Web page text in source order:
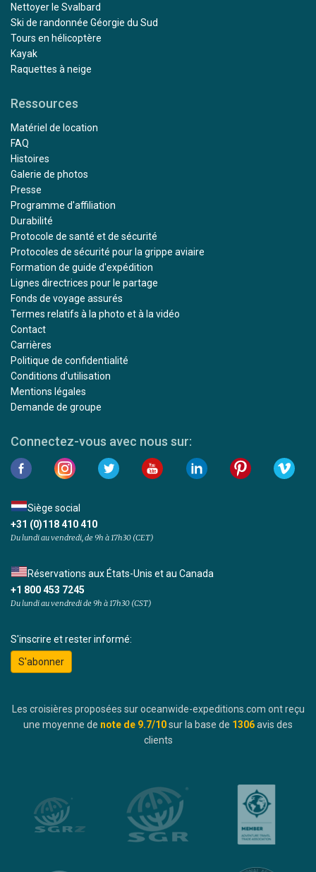
Nettoyer le Svalbard
Ski de randonnée Géorgie du Sud
Tours en hélicoptère
Kayak
Raquettes à neige
Ressources
Matériel de location
FAQ
Histoires
Galerie de photos
Presse
Programme d'affiliation
Durabilité
Protocole de santé et de sécurité
Protocoles de sécurité pour la grippe aviaire
Formation de guide d'expédition
Lignes directrices pour le partage
Fonds de voyage assurés
Termes relatifs à la photo et à la vidéo
Contact
Carrières
Politique de confidentialité
Conditions d'utilisation
Mentions légales
Demande de groupe
Connectez-vous avec nous sur:
Siège social
+31 (0)118 410 410
Du lundi au vendredi, de 9h à 17h30 (CET)
Réservations aux États-Unis et au Canada
+1 800 453 7245
Du lundi au vendredi de 9h à 17h30 (CST)
S'inscrire et rester informé:
S'abonner
Les croisières proposées sur oceanwide-expeditions.com ont reçu
une moyenne de note de 9.7/10sur la base de 1306avis des
clients